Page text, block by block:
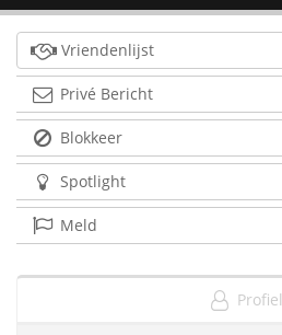
Vriendenlijst
Privé Bericht
Blokkeer
Spotlight
Meld
Profiel